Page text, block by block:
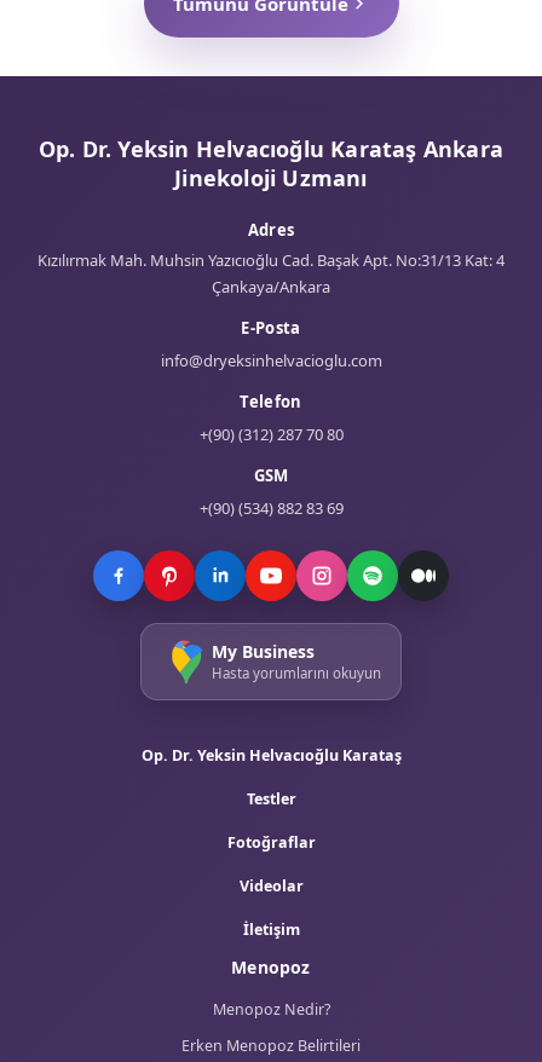
Adet Geciktirici Hakkında Herkesin Bilmesi
Tümünü Görüntüle
Op. Dr. Yeksin Helvacıoğlu Karataş Ankara
Kızılırmak Mah. Muhsin Yazıcıoğlu Cad. Başak Apt. No:31/13 Kat: 4
Telefon
+(90) (312) 287 70 80
GSM
+(90) (534) 882 83 69